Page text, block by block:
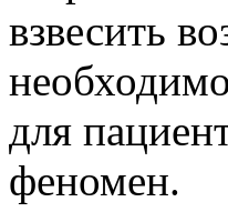
взвесить
для
феномен.